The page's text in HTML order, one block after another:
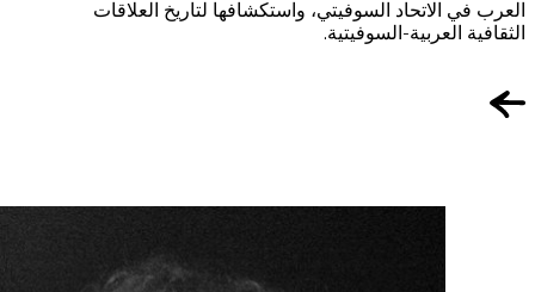
العرب في الاتحاد السوفيتي، واستكشافها لتاريخ العلاقات
الثقافية العربية-السوفيتية.